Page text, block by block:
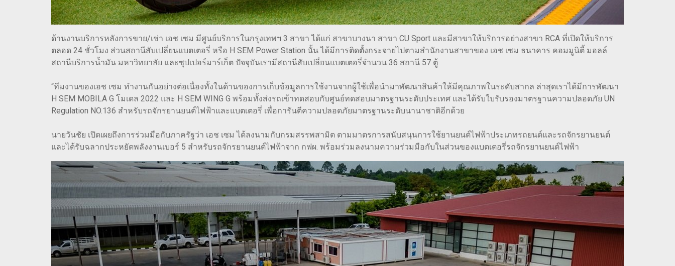
ด้านงานบริการหลังการขาย/เช่า เอช เซม มีศูนย์บริการในกรุงเทพฯ 3 สาขา ได้แก่ สาขาบางนา สาขา CU Sport และมีสาขาให้บริการอย่างสาขา RCA ที่เปิดให้บริการ
ตลอด 24 ชั่วโมง ส่วนสถานีสับเปลี่ยนแบตเตอรี่ หรือ H SEM Power Station นั้น ได้มีการติดตั้งกระจายไปตามสำนักงานสาขาของ เอช เซม ธนาคาร คอมมูนิตี้ มอลล์
สถานีบริการน้ำมัน มหาวิทยาลัย และซุปเปอร์มาร์เก็ต ปัจจุบันเรามีสถานีสับเปลี่ยนแบตเตอรี่จำนวน 36 สถานี 57 ตู้
“ทีมงานของเอช เซม ทำงานกันอย่างต่อเนื่องทั้งในด้านของการเก็บข้อมูลการใช้งานจากผู้ใช้เพื่อนำมาพัฒนาสินค้าให้มีคุณภาพในระดับสากล ล่าสุดเราได้มีการพัฒนา
H SEM MOBILA G โมเดล 2022 และ H SEM WING G พร้อมทั้งส่งรถเข้าทดสอบกับศูนย์ทดสอบมาตรฐานระดับประเทศ และได้รับใบรับรองมาตรฐานความปลอดภัย UN
Regulation NO.136 สำหรับรถจักรยานยนต์ไฟฟ้าและแบตเตอรี่ เพื่อการันตีความปลอดภัยมาตรฐานระดับนานาชาติอีกด้วย
นายวันชัย เปิดเผยถึงการร่วมมือกับภาครัฐว่า เอช เซม ได้ลงนามกับกรมสรรพสามิต ตามมาตรการสนับสนุนการใช้ยานยนต์ไฟฟ้าประเภทรถยนต์และรถจักรยานยนต์
และได้รับฉลากประหยัดพลังงานเบอร์ 5 สำหรับรถจักรยานยนต์ไฟฟ้าจาก กฟผ. พร้อมร่วมลงนามความร่วมมือกับในส่วนของแบตเตอรี่รถจักรยานยนต์ไฟฟ้า